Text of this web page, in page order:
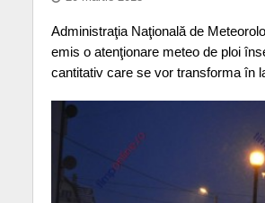
Administraţia Naţională de
emis o atenţionare meteo de ploi
cantitativ care se vor transforma în